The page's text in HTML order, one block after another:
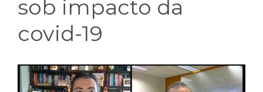
sob impacto da
covid-19